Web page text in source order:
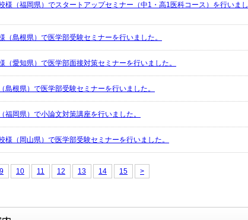
様（福岡県）でスタートアップセミナー（中1・高1医科コース）を行いまし
（島根県）で医学部受験セミナーを行いました。
（愛知県）で医学部面接対策セミナーを行いました。
島根県）で医学部受験セミナーを行いました。
福岡県）で小論文対策講座を行いました。
様（岡山県）で医学部受験セミナーを行いました。
9 10 11 12 13 14 15 >